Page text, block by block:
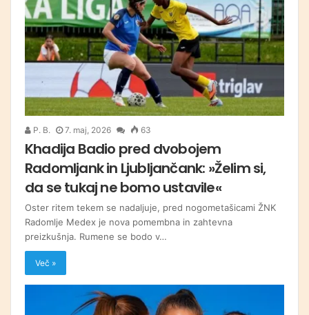
P. B. 7. maj, 2026 63
Khadija Badio pred dvobojem
Radomljank in Ljubljančank: »Želim si,
da se tukaj ne bomo ustavile«
Oster ritem tekem se nadaljuje, pred nogometašicami ŽNK
Radomlje Medex je nova pomembna in zahtevna
preizkušnja. Rumene se bodo v…
Več »